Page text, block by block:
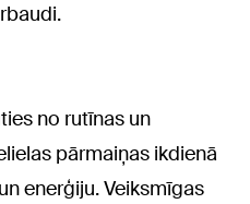
no rutīnas un
pārmaiņas ikdienā
enerģiju. Veiksmīgas